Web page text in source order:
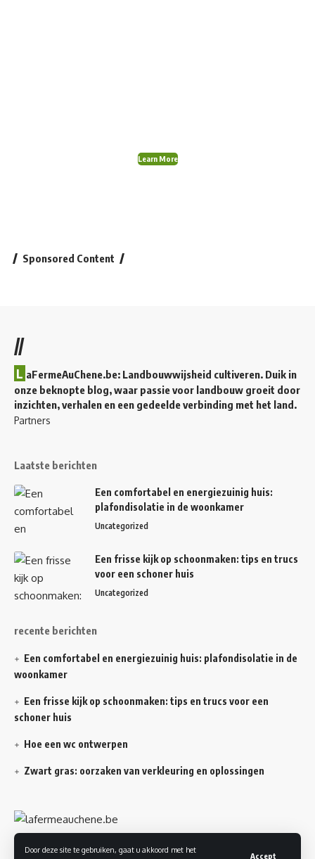
Door deze site te gebruiken, gaat u akkoord met het
Accept
Learn More
Sponsored Content
//
L aFermeAuChene.be: Landbouwwijsheid cultiveren. Duik in
onze beknopte blog, waar passie voor landbouw groeit door
inzichten, verhalen en een gedeelde verbinding met het land.
Partners
Laatste berichten
Een comfortabel en energiezuinig huis:
plafondisolatie in de woonkamer
Uncategorized
Een frisse kijk op schoonmaken: tips en trucs
voor een schoner huis
Uncategorized
recente berichten
Een comfortabel en energiezuinig huis: plafondisolatie in de
woonkamer
Een frisse kijk op schoonmaken: tips en trucs voor een
schoner huis
Hoe een wc ontwerpen
Zwart gras: oorzaken van verkleuring en oplossingen